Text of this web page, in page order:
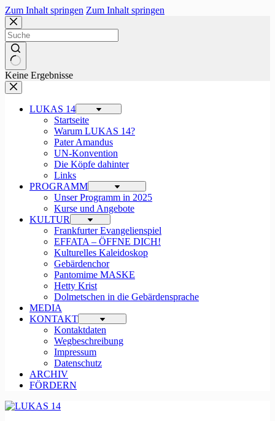
Zum Inhalt springen Zum Inhalt springen
Keine Ergebnisse
LUKAS 14
Startseite
Warum LUKAS 14?
Pater Amandus
UN-Konvention
Die Köpfe dahinter
Links
PROGRAMM
Unser Programm in 2025
Kurse und Angebote
KULTUR
Frankfurter Evangelienspiel
EFFATA – ÖFFNE DICH!
Kulturelles Kaleidoskop
Gebärdenchor
Pantomime MASKE
Hetty Krist
Dolmetschen in die Gebärdensprache
MEDIA
KONTAKT
Kontaktdaten
Wegbeschreibung
Impressum
Datenschutz
ARCHIV
FÖRDERN